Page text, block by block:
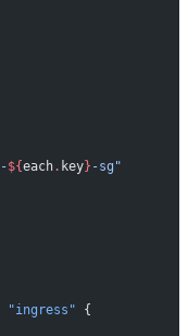
-${each. key} -sg"
"ingress" {